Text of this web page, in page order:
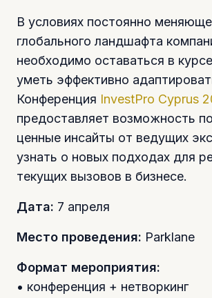
В условиях постоянно
глобального ландшафта
необходимо оставаться в
уметь эффективно
Конференция InvestPro Cyprus
предоставляет возможность
ценные инсайты от ведущих
узнать о новых подходах для
текущих вызовов в бизнесе.
Дата: 7 апреля
Место проведения: Parklane
Формат мероприятия:
• конференция + нетворкинг